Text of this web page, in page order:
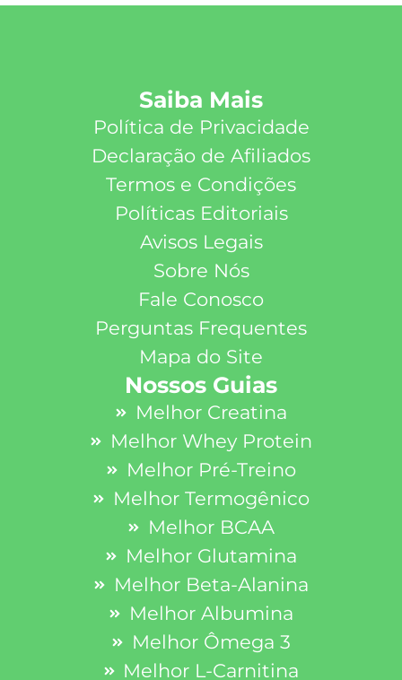
Saiba Mais
Política de Privacidade
Declaração de Afiliados
Termos e Condições
Políticas Editoriais
Avisos Legais
Sobre Nós
Fale Conosco
Perguntas Frequentes
Mapa do Site
Nossos Guias
Melhor Creatina
Melhor Whey Protein
Melhor Pré-Treino
Melhor Termogênico
Melhor BCAA
Melhor Glutamina
Melhor Beta-Alanina
Melhor Albumina
Melhor Ômega 3
Melhor L-Carnitina